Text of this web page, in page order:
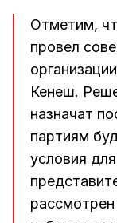
Отметим,
провел
Кенеш.
назначат
партиям
условия